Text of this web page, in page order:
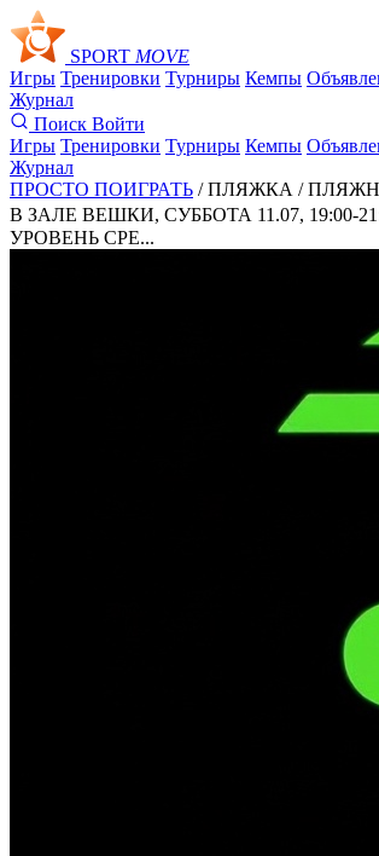
SPORT MOVE
Игры Тренировки Турниры Кемпы
Журнал
Поиск Войти
Игры Тренировки Турниры Кемпы
Журнал
ПРОСТО ПОИГРАТЬ / ПЛЯЖКА /
В ЗАЛЕ ВЕШКИ, СУББОТА 11.07, 19:00-
УРОВЕНЬ СРЕ...